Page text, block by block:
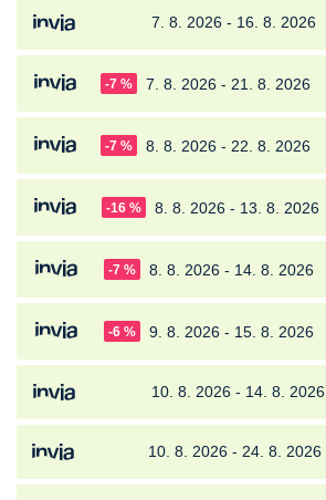
7. 8. 2026 - 16. 8. 2026
-7 % 7. 8. 2026 - 21. 8. 2026
-7 % 8. 8. 2026 - 22. 8. 2026
-16 % 8. 8. 2026 - 13. 8. 2026
-7 % 8. 8. 2026 - 14. 8. 2026
-6 % 9. 8. 2026 - 15. 8. 2026
10. 8. 2026 - 14. 8. 2026
10. 8. 2026 - 24. 8. 2026